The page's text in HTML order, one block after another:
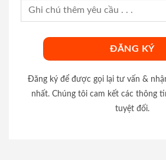
Đăng ký để được gọi lại tư vấn &
nhất. Chúng tôi cam kết các thông
tuyệt đối.